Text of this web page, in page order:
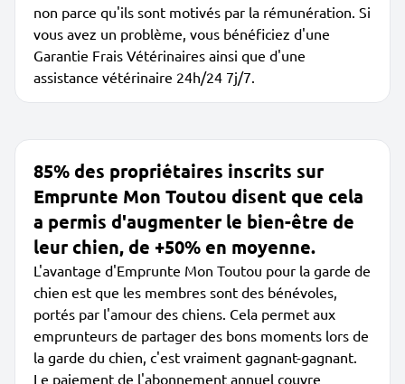
non parce qu'ils sont motivés par la rémunération. Si
vous avez un problème, vous bénéficiez d'une
Garantie Frais Vétérinaires ainsi que d'une
assistance vétérinaire 24h/24 7j/7.
85% des propriétaires inscrits sur
Emprunte Mon Toutou disent que cela
a permis d'augmenter le bien-être de
leur chien, de +50% en moyenne.
L'avantage d'Emprunte Mon Toutou pour la garde de
chien est que les membres sont des bénévoles,
portés par l'amour des chiens. Cela permet aux
emprunteurs de partager des bons moments lors de
la garde du chien, c'est vraiment gagnant-gagnant.
Le paiement de l'abonnement annuel couvre